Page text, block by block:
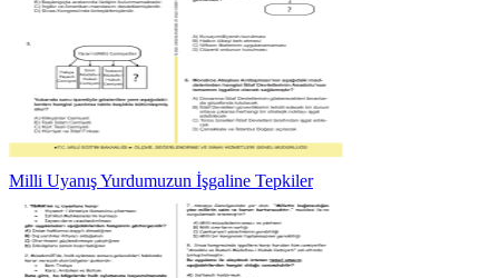
Milli Uyanış Yurdumuzun İşgaline Tepkiler